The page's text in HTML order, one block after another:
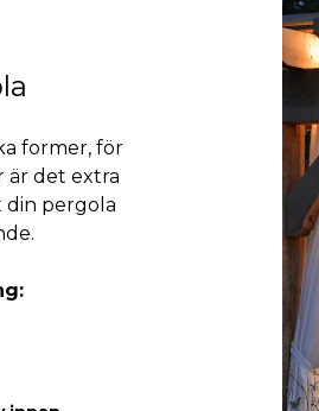
former, för
är det extra
din pergola